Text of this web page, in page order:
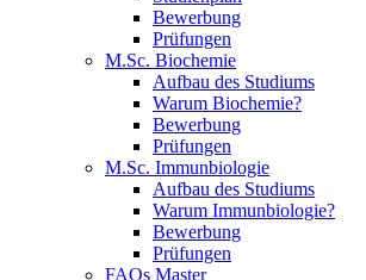
Bewerbung
Prüfungen
M.Sc. Biochemie
Aufbau des Studiums
Warum Biochemie?
Bewerbung
Prüfungen
M.Sc. Immunbiologie
Aufbau des Studiums
Warum Immunbiologie?
Bewerbung
Prüfungen
FAQs Master